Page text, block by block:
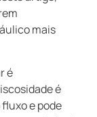
mais
é
é
e pode